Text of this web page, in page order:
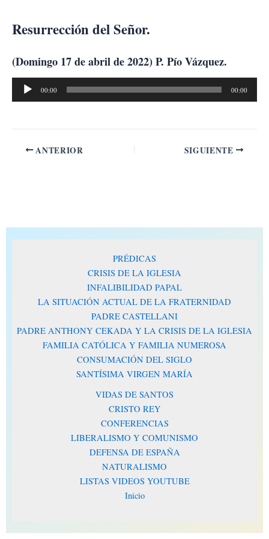
contenido
Resurrección del Señor.
(Domingo 17 de abril de 2022) P. Pío Vázquez.
Reproductor
00:00 00:00
ANTERIOR SIGUIENTE
PRÉDICAS
CRISIS DE LA IGLESIA
INFALIBILIDAD PAPAL
LA SITUACIÓN ACTUAL DE LA FRATERNIDAD
PADRE CASTELLANI
PADRE ANTHONY CEKADA Y LA CRISIS DE LA IGLESIA
FAMILIA CATÓLICA Y FAMILIA NUMEROSA
CONSUMACIÓN DEL SIGLO
SANTÍSIMA VIRGEN MARÍA
VIDAS DE SANTOS
CRISTO REY
CONFERENCIAS
LIBERALISMO Y COMUNISMO
DEFENSA DE ESPAÑA
NATURALISMO
LISTAS VIDEOS YOUTUBE
Inicio